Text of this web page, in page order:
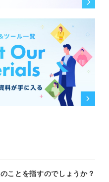
ことを指すのでしょうか？